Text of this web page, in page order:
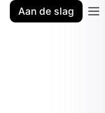
Aan de slag